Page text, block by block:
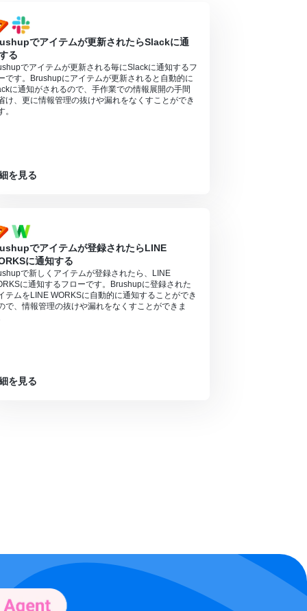
でアイテムが更新されたらSlackに通
る
でアイテムが更新される毎にSlackに通知するフ
です。Brushupにアイテムが更新されると自動的に
に通知がされるので、手作業での情報展開の手間
け、更に情報管理の抜けや漏れをなくすことができ
。
を見る
でアイテムが登録されたらLINE
に通知する
で新しくアイテムが登録されたら、LINE
に通知するフローです。Brushupに登録された
テムをLINE WORKSに自動的に通知することができ
で、情報管理の抜けや漏れをなくすことができま
を見る